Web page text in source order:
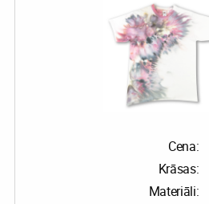
Cena:
Krāsas:
Materiāli: